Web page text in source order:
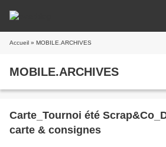
Accueil » MOBILE.ARCHIVES
MOBILE.ARCHIVES
Carte_Tournoi été
carte & consignes